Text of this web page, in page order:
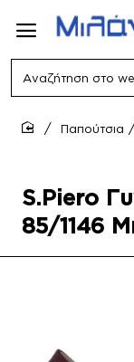
Αναζήτηση
website...
S.Piero
85/1146
Παπούτσια